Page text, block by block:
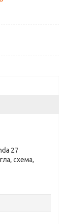
27
схема,